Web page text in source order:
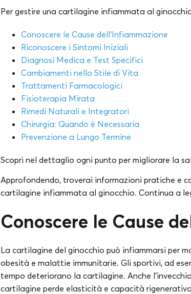
Per gestire una cartilagine infiammata al
Conoscere le Cause dell’Infiammazione
Riconoscere i Sintomi Iniziali
Diagnosi Medica e Test Specifici
Cambiamenti nello Stile di Vita
Trattamenti Farmacologici
Fisioterapia Mirata
Rimedi Naturali e Integratori
Chirurgia: Quando è Necessaria
Prevenzione a Lungo Termine
Scopri nel dettaglio ogni punto per migliorare la
Approfondendo, troverai informazioni pratiche e
cartilagine infiammata al ginocchio. Continua a
Conoscere le Cause
La cartilagine del ginocchio può infiammarsi per
obesità e malattie immunitarie. Gli sportivi, ad
tempo deteriorano la cartilagine. Anche
cartilagine perde elasticità e capacità